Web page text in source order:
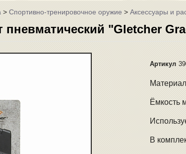
>Спортивно-тренировочное оружие>Аксессуары и
пневматический "Gletcher
Артикул
Ёмкость
В